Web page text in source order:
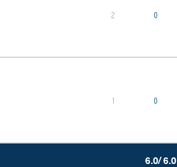
2 0
1 0
6.0/ 6.0